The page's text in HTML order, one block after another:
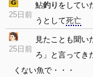
25日前
鮎釣り をしてい
うとして死亡
25日前
見たことも聞い
ろ」と言ってき
くない魚で・・・